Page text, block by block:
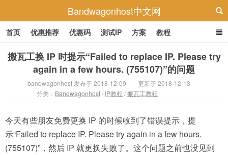
Bandwagonhost中文网
首页 优惠推荐 优惠码 测试IP 方案 教程
搬瓦工换 IP 时提示“Failed to replace IP. Please try
again in a few hours. (755107)”的问题
bandwagonhost 发布于 2018-12-09
更新于 2018-12-13
分类： Bandwagonhost/ IP教程 /搬瓦工教程
今天有些朋友免费更换 IP 的时候收到了错误提示，提
示“Failed to replace IP. Please try again in a few hours.
(755107)”，然后 IP 就更换失败了。这个问题之前也没见到